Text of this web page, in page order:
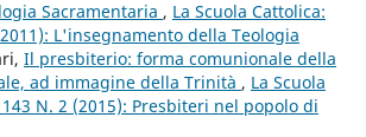
Sacramentaria , La Scuola Cattolica:
L'insegnamento della Teologia
Il presbiterio: forma comunionale della
ad immagine della Trinità , La Scuola
N. 2 (2015): Presbiteri nel popolo di